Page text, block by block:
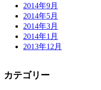
2014年9月
2014年5月
2014年3月
2014年1月
2013年12月
カテゴリー